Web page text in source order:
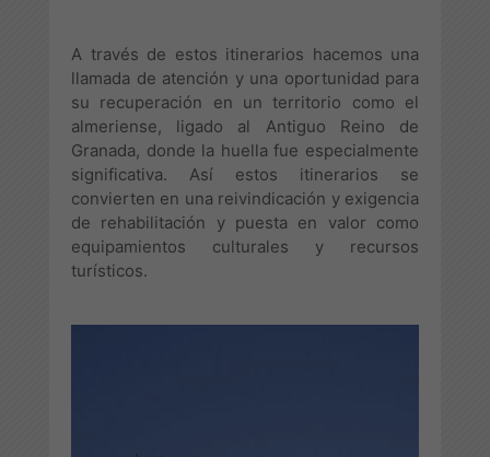
A través de estos itinerarios hacemos una
llamada de atención y una oportunidad para
su recuperación en un territorio como el
almeriense, ligado al Antiguo Reino de
Granada, donde la huella fue especialmente
significativa. Así estos itinerarios se
convierten en una reivindicación y exigencia
de rehabilitación y puesta en valor como
equipamientos culturales y recursos
turísticos.